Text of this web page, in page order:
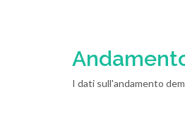
I dati sull'andamento